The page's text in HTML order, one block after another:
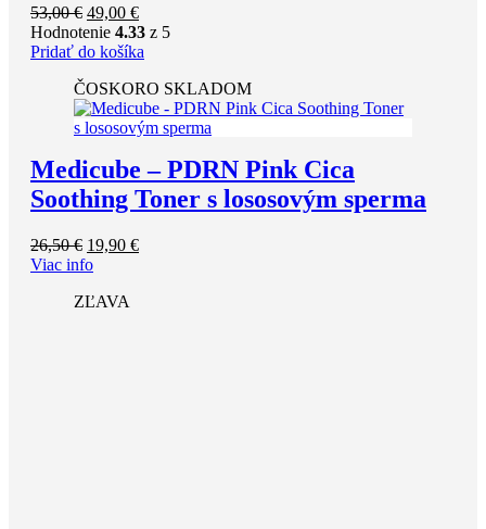
53,00€ Pôvodná
cena
bola:
49,00 €Aktuálna
cena
je:
Hodnotenie 4.33 z 5
Pridať do košíka
ČOSKORO SKLADOM
Medicube – PDRN Pink Cica
Soothing Toner s lososovým sperma
26,50€ Pôvodná
cena
26,50 €.
19,90 €Aktuálna
Viac info
ZĽAVA